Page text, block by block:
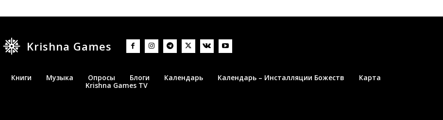
Krishna Games
Книги Музыка Опросы Блоги Календарь Календарь – Инсталляции Божеств
Карта
Krishna Games TV